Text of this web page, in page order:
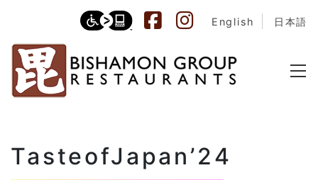
English 日本語
TasteofJapan’24